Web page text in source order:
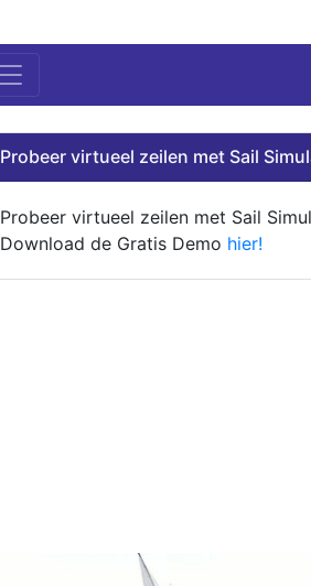
Probeer virtueel zeilen met Sail
Probeer virtueel zeilen met Sail
Download de Gratis Demo hier!